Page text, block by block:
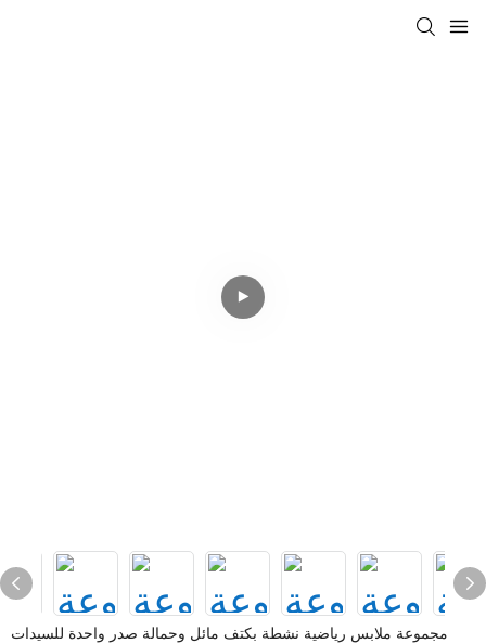
مجموعة ملابس رياضية نشطة بكتف مائل وحمالة صدر واحدة للسيدات